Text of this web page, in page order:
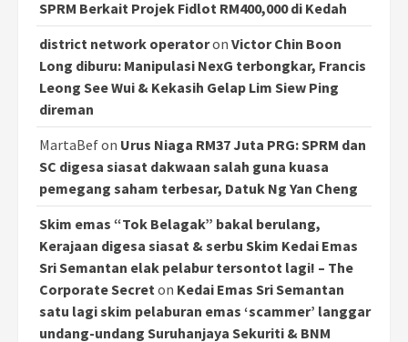
SPRM Berkait Projek Fidlot RM400,000 di Kedah
district network operatoron Victor Chin Boon
Long diburu: Manipulasi NexG terbongkar, Francis
Leong See Wui & Kekasih Gelap Lim Siew Ping
direman
MartaBefon Urus Niaga RM37 Juta PRG: SPRM dan
SC digesa siasat dakwaan salah guna kuasa
pemegang saham terbesar, Datuk Ng Yan Cheng
Skim emas “Tok Belagak” bakal berulang,
Kerajaan digesa siasat & serbu Skim Kedai Emas
Sri Semantan elak pelabur tersontot lagi! – The
Corporate Secreton Kedai Emas Sri Semantan
satu lagi skim pelaburan emas ‘scammer’ langgar
undang-undang Suruhanjaya Sekuriti & BNM